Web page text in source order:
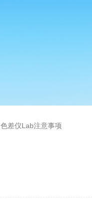
色差仪Lab注意事项